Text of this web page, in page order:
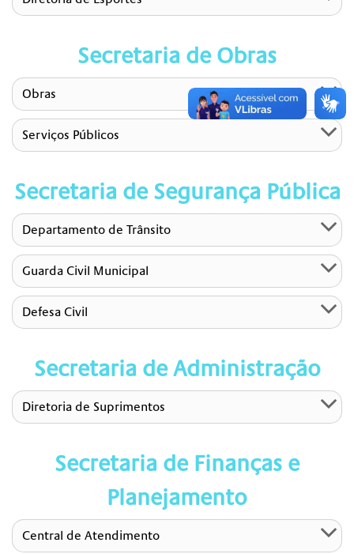
Secretaria de Obras
Obras
Serviços Públicos
Secretaria de Segurança Pública
Departamento de Trânsito
Guarda Civil Municipal
Defesa Civil
Secretaria de Administração
Diretoria de Suprimentos
Secretaria de Finanças e
Planejamento
Central de Atendimento